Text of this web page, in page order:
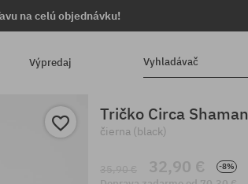
na celú objednávku!
Výpredaj Vyhladávač
Tričko Circa Shaman
čierna (black)
35,90 € 32,90 € -8%